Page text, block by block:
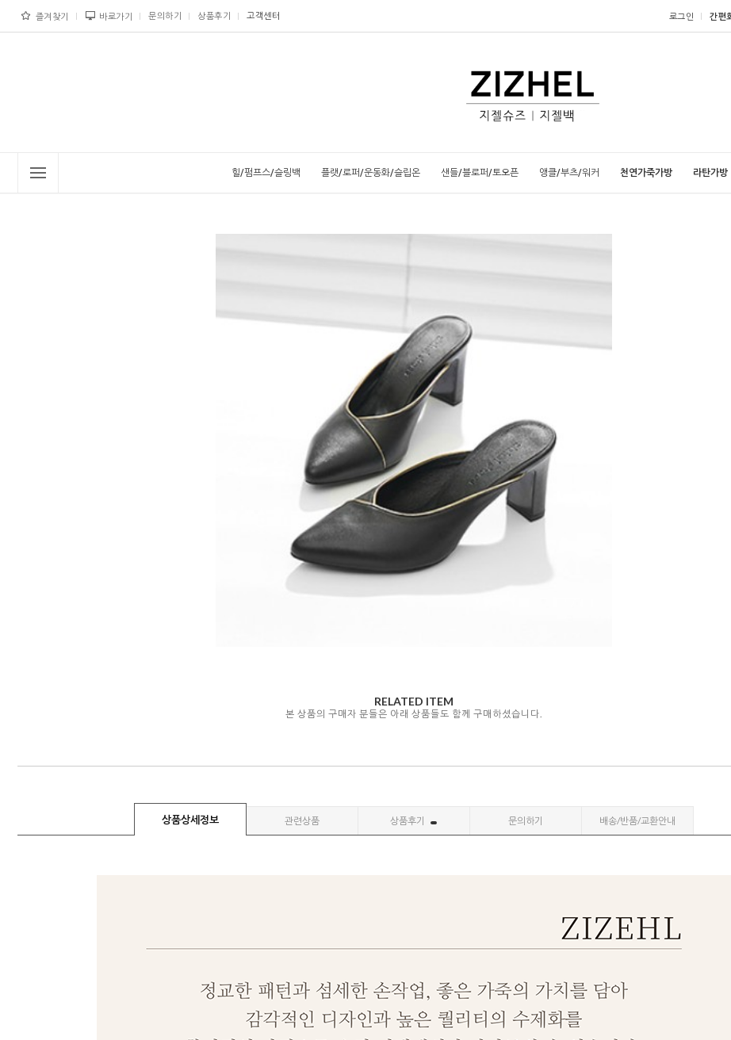
즐겨찾기 바로가기 문의하기 상품후기 고객센터 로그인 간편
힐/펌프스/슬링백 플랫/로퍼/운동화/슬립온 샌들/블로퍼/토오픈 앵클/부츠/워커 천연가죽가방 라탄가방
RELATED ITEM
본 상품의 구매자 분들은 아래 상품들도 함께 구매하셨습니다.
상품상세정보 관련상품 상품후기 문의하기 배송/반품/교환안내